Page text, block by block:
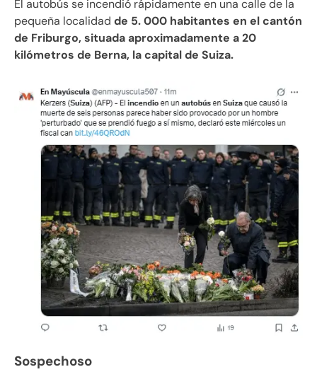
El autobús se incendió rápidamente en una calle de la
pequeña localidad de 5. 000 habitantes en el cantón
de Friburgo, situada aproximadamente a 20
kilómetros de Berna, la capital de Suiza.
Sospechoso